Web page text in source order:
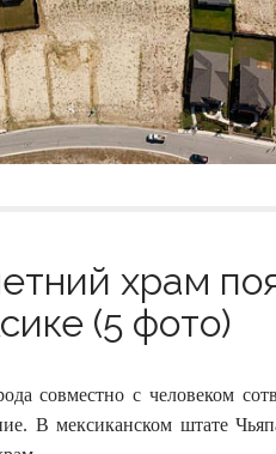
храм
(5 фото)
совместно с человеком
В мексиканском штате